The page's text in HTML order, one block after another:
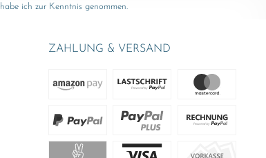
habe ich zur Kenntnis genommen.
ZAHLUNG & VERSAND